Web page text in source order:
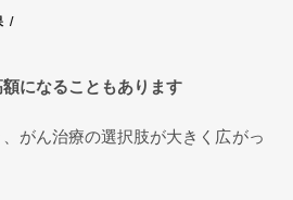
城
になることもあります
がん治療の選択肢が大きく広がっ